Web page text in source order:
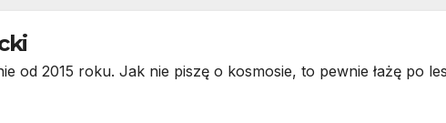
od 2015 roku. Jak nie piszę o kosmosie, to pewnie łażę po